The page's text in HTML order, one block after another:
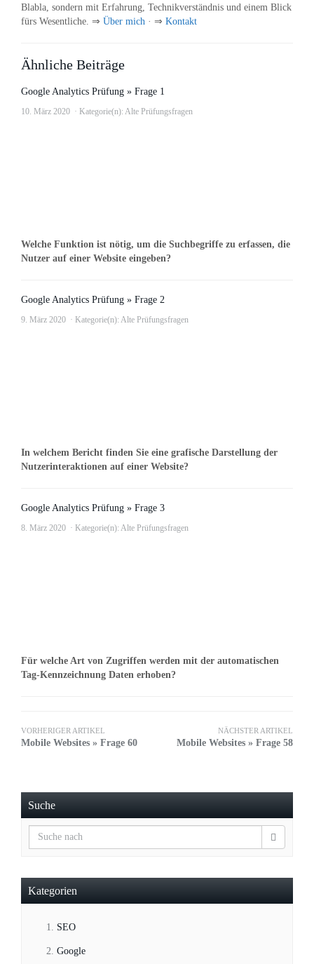
Blabla, sondern mit Erfahrung, Technikverständnis und einem Blick
fürs Wesentliche. ⇒ Über mich · ⇒ Kontakt
Ähnliche Beiträge
Google Analytics Prüfung » Frage 1
10. März 2020 Kategorie(n): Alte Prüfungsfragen
Welche Funktion ist nötig, um die Suchbegriffe zu erfassen, die
Nutzer auf einer Website eingeben?
Google Analytics Prüfung » Frage 2
9. März 2020 Kategorie(n): Alte Prüfungsfragen
In welchem Bericht finden Sie eine grafische Darstellung der
Nutzerinteraktionen auf einer Website?
Google Analytics Prüfung » Frage 3
8. März 2020 Kategorie(n): Alte Prüfungsfragen
Für welche Art von Zugriffen werden mit der automatischen
Tag-Kennzeichnung Daten erhoben?
VORHERIGER ARTIKEL
Mobile Websites » Frage 60
NÄCHSTER ARTIKEL
Mobile Websites » Frage 58
Suche
Kategorien
SEO
Google